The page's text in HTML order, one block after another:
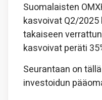
Suomalaisten
kasvoivat Q2/2025
takaiseen
kasvoivat peräti
Seurantaan on
investoidun